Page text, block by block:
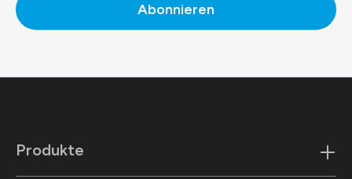
Abonnieren
Produkte